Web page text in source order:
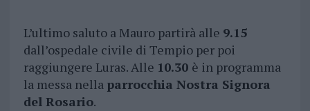
L’ultimo saluto a Mauro partirà alle 9.15
dall’ospedale civile di Tempio per poi
raggiungere Luras. Alle 10.30 è in programma
la messa nella parrocchia Nostra Signora
del Rosario.